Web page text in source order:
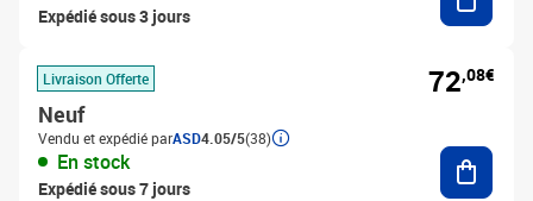
Expédié sous 3 jours
Livraison Offerte
Neuf
Vendu et expédié parASD4.05/5(38)
En stock
Expédié sous 7 jours
72,08€